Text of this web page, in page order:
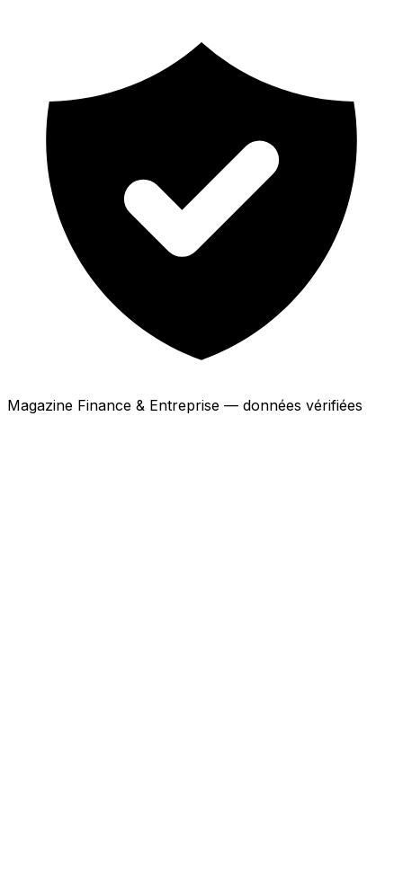
Magazine Finance & Entreprise — données vérifiées